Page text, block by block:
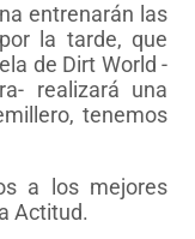
entrenarán las
la tarde, que
de Dirt World -
realizará una
tenemos
a los mejores
Actitud.